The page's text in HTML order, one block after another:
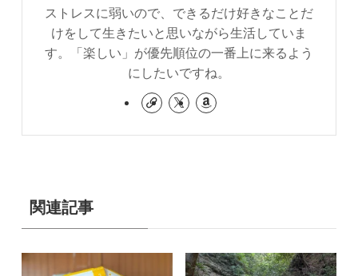
ストレスに弱いので、できるだけ好きなことだ
けをして生きたいと思いながら生活していま
す。「楽しい」が優先順位の一番上に来るよう
にしたいですね。
関連記事